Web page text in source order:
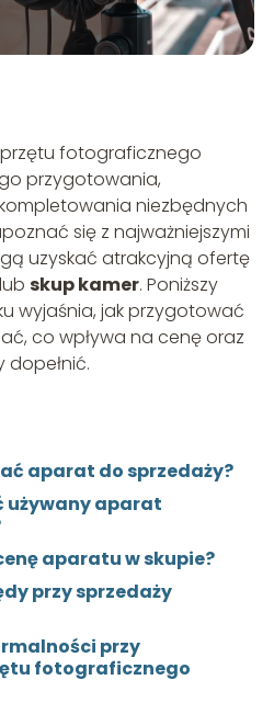
fotograficznego
przygotowania,
niezbędnych
się z najważniejszymi
uzyskać atrakcyjną ofertę
lub skup kamer. Poniższy
wyjaśnia, jak przygotować
co wpływa na cenę oraz
dopełnić.
aparat do sprzedaży?
używany aparat
aparatu w skupie?
przy sprzedaży
przy
fotograficznego